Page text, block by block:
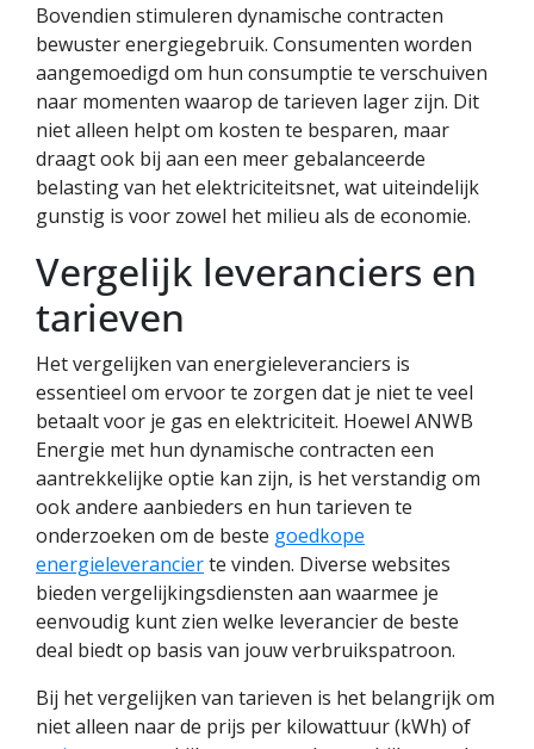
Bovendien stimuleren dynamische contracten
bewuster energiegebruik. Consumenten worden
aangemoedigd om hun consumptie te verschuiven
naar momenten waarop de tarieven lager zijn. Dit
niet alleen helpt om kosten te besparen, maar
draagt ook bij aan een meer gebalanceerde
belasting van het elektriciteitsnet, wat uiteindelijk
gunstig is voor zowel het milieu als de economie.
Vergelijk leveranciers en
tarieven
Het vergelijken van energieleveranciers is
essentieel om ervoor te zorgen dat je niet te veel
betaalt voor je gas en elektriciteit. Hoewel ANWB
Energie met hun dynamische contracten een
aantrekkelijke optie kan zijn, is het verstandig om
ook andere aanbieders en hun tarieven te
onderzoeken om de beste goedkope
energieleverancierte vinden. Diverse websites
bieden vergelijkingsdiensten aan waarmee je
eenvoudig kunt zien welke leverancier de beste
deal biedt op basis van jouw verbruikspatroon.
Bij het vergelijken van tarieven is het belangrijk om
niet alleen naar de prijs per kilowattuur (kWh) of